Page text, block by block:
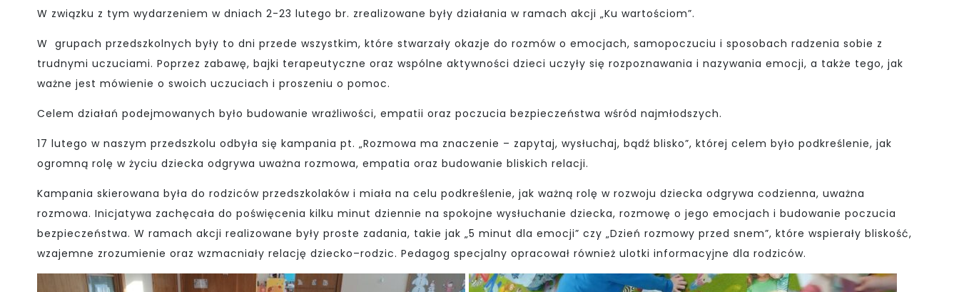
W związku z tym wydarzeniem w dniach 2-23 lutego br. zrealizowane były działania w ramach akcji „Ku wartościom”.
W grupach przedszkolnych były to dni przede wszystkim, które stwarzały okazje do rozmów o emocjach, samopoczuciu i sposobach radzenia sobie z
trudnymi uczuciami. Poprzez zabawę, bajki terapeutyczne oraz wspólne aktywności dzieci uczyły się rozpoznawania i nazywania emocji, a także tego, jak
ważne jest mówienie o swoich uczuciach i proszeniu o pomoc.
Celem działań podejmowanych było budowanie wrażliwości, empatii oraz poczucia bezpieczeństwa wśród najmłodszych.
17 lutego w naszym przedszkolu odbyła się kampania pt. „Rozmowa ma znaczenie – zapytaj, wysłuchaj, bądź blisko”, której celem było podkreślenie, jak
ogromną rolę w życiu dziecka odgrywa uważna rozmowa, empatia oraz budowanie bliskich relacji.
Kampania skierowana była do rodziców przedszkolaków i miała na celu podkreślenie, jak ważną rolę w rozwoju dziecka odgrywa codzienna, uważna
rozmowa. Inicjatywa zachęcała do poświęcenia kilku minut dziennie na spokojne wysłuchanie dziecka, rozmowę o jego emocjach i budowanie poczucia
bezpieczeństwa. W ramach akcji realizowane były proste zadania, takie jak „5 minut dla emocji” czy „Dzień rozmowy przed snem”, które wspierały bliskość,
wzajemne zrozumienie oraz wzmacniały relację dziecko–rodzic. Pedagog specjalny opracował również ulotki informacyjne dla rodziców.